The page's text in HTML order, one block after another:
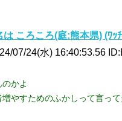
は ころころ(庭:熊本県) (ﾜｯ
07/24(水) 16:40:53.56
かよ
やすためのふかしって言って